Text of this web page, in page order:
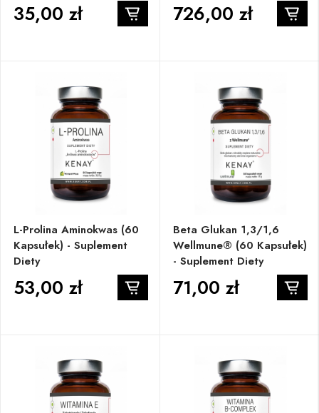
35,00 zł 726,00 zł
L-Prolina Aminokwas (60
Kapsułek) - Suplement
Diety
53,00 zł
Beta Glukan 1,3/1,6
Wellmune® (60 Kapsułek)
- Suplement Diety
71,00 zł